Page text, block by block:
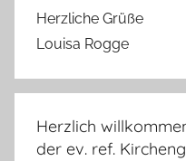
Herzliche Grüße
Louisa Rogge
Herzlich
der ev. ref.